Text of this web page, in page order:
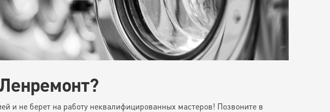
и не берет на работу неквалифицированных мастеров! Позвоните в